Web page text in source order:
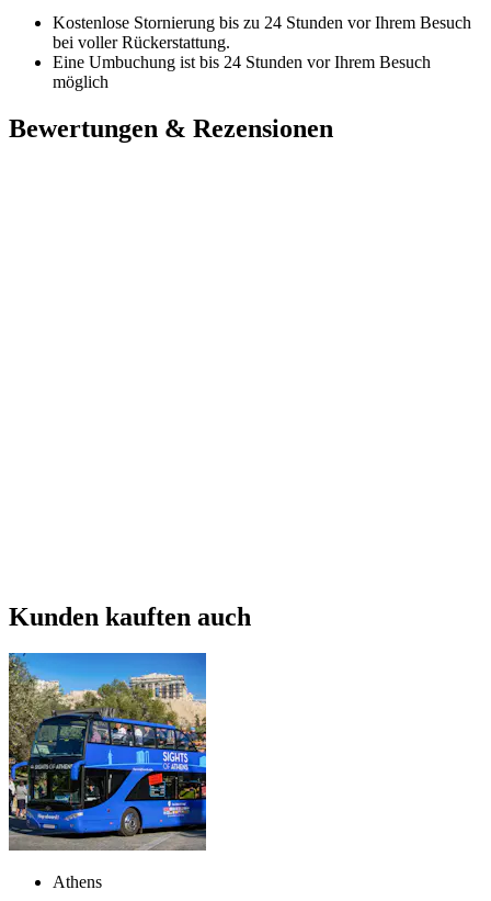
Kostenlose Stornierung bis zu 24 Stunden vor Ihrem Besuch
bei voller Rückerstattung.
Eine Umbuchung ist bis 24 Stunden vor Ihrem Besuch
möglich
Bewertungen & Rezensionen
Kunden kauften auch
Athens